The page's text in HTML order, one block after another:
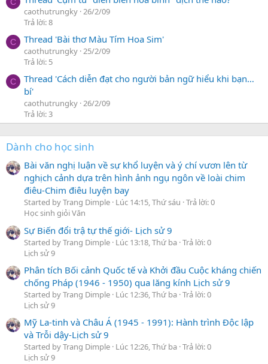
caothutrungky 26/2/09
Trả lời: 8
C Thread 'Bài thơ Màu Tím Hoa Sim'
caothutrungky 25/2/09
Trả lời: 5
C
Thread 'Cách diễn đạt cho người bản ngữ hiểu khi bạn…
bí'
caothutrungky 26/2/09
Trả lời: 3
Dành cho học sinh
Bài văn nghị luận về sự khổ luyện và ý chí vươn lên từ
nghịch cảnh dựa trên hình ảnh ngụ ngôn về loài chim
điêu-Chim điêu luyện bay
Started by Trang Dimple Lúc 14:15, Thứ sáu Trả lời: 0
Học sinh giỏi Văn
Sự Biến đổi trậ tự thế giới- Lịch sử 9
Started by Trang Dimple Lúc 13:18, Thứ ba Trả lời: 0
Lịch sử 9
Phân tích Bối cảnh Quốc tế và Khởi đầu Cuộc kháng chiến
chống Pháp (1946 - 1950) qua lăng kính Lịch sử 9
Started by Trang Dimple Lúc 12:36, Thứ ba Trả lời: 0
Lịch sử 9
Mỹ La-tinh và Châu Á (1945 - 1991): Hành trình Độc lập
và Trỗi dậy-Lịch sử 9
Started by Trang Dimple Lúc 12:26, Thứ ba Trả lời: 0
Lịch sử 9